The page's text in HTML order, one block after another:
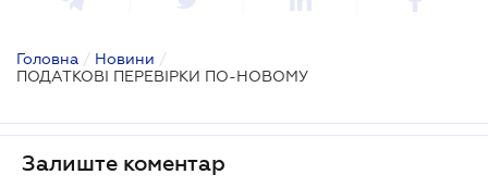
Головна / Новини /
ПОДАТКОВІ ПЕРЕВІРКИ ПО-НОВОМУ
Залиште коментар